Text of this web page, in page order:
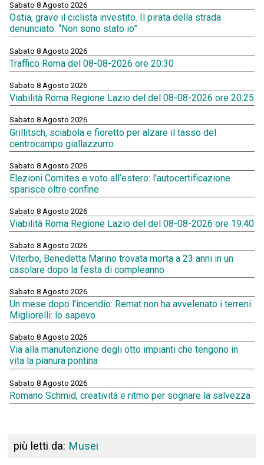
Sabato 8 Agosto 2026
Ostia, grave il ciclista investito. Il pirata della strada
denunciato: “Non sono stato io”
Sabato 8 Agosto 2026
Traffico Roma del 08-08-2026 ore 20:30
Sabato 8 Agosto 2026
Viabilità Roma Regione Lazio del del 08-08-2026 ore 20:25
Sabato 8 Agosto 2026
Grillitsch, sciabola e fioretto per alzare il tasso del
centrocampo giallazzurro
Sabato 8 Agosto 2026
Elezioni Comites e voto all’estero: l’autocertificazione
sparisce oltre confine
Sabato 8 Agosto 2026
Viabilità Roma Regione Lazio del del 08-08-2026 ore 19:40
Sabato 8 Agosto 2026
Viterbo, Benedetta Marino trovata morta a 23 anni in un
casolare dopo la festa di compleanno
Sabato 8 Agosto 2026
Un mese dopo l’incendio: Remat non ha avvelenato i terreni.
Migliorelli: lo sapevo
Sabato 8 Agosto 2026
Via alla manutenzione degli otto impianti che tengono in
vita la pianura pontina
Sabato 8 Agosto 2026
Romano Schmid, creatività e ritmo per sognare la salvezza
più letti da: Musei